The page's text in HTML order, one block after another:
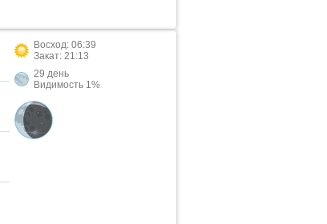
Восход: 06:39
Закат: 21:13
29 день
Видимость 1%